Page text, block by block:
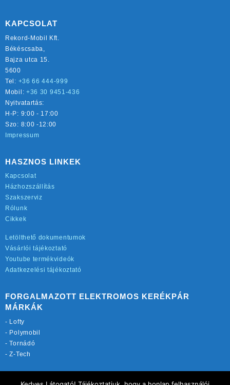
KAPCSOLAT
Rekord-Mobil Kft.
Békéscsaba,
Bajza utca 15.
5600
Tel: +36 66 444-999
Mobil: +36 30 9451-436
Nyitvatartás:
H-P: 9:00 - 17:00
Szo: 8:00 -12:00
Impressum
HASZNOS LINKEK
Kapcsolat
Házhozszállítás
Szakszerviz
Rólunk
Cikkek
Letölthető dokumentumok
Vásárlói tájékoztató
Youtube termékvideók
Adatkezelési tájékoztató
FORGALMAZOTT ELEKTROMOS KERÉKPÁR
MÁRKÁK
- Lofty
- Polymobil
-Tornádó
-Z-Tech